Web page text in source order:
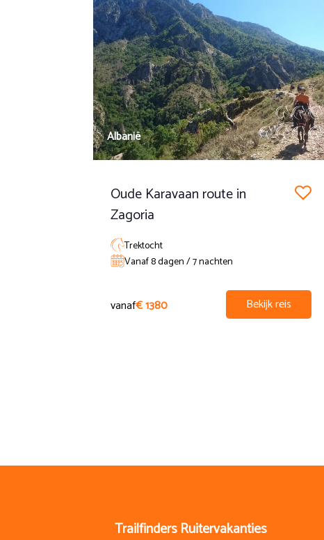
We rijden door rustige dorpjes en volgen opnieuw een
Ontbijt en vertrek naar het station van Isernia.
N.B. Afhankelijk van het weer en andere onvoorziene
Albanië
Oude Karavaan route in
Zagoria
Trektocht
Vanaf 8 dagen / 7 nachten
vanaf€ 1380 Bekijk reis
Trailfinders Ruitervakanties